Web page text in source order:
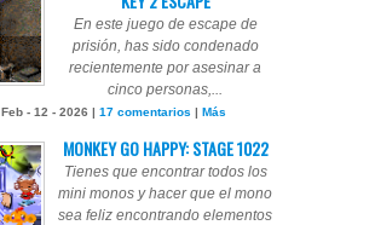
En este juego de escape de
prisión, has sido condenado
recientemente por asesinar a
cinco personas,...
Feb - 12 - 2026 | 17 comentarios | Más
MONKEY GO HAPPY: STAGE 1022
Tienes que encontrar todos los
mini monos y hacer que el mono
sea feliz encontrando elementos